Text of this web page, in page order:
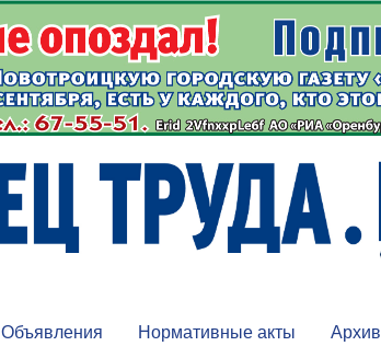
Объявления Нормативные акты Архив